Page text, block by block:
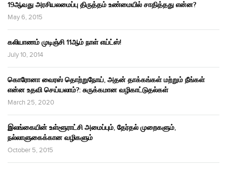
19ஆவது அரசியலமைப்பு திருத்தம் உண்மையில் சாதித்தது என்ன?
May 6, 2015
கலியாணம் முடிஞ்சி 11ஆம் நாள் எய்ட்ஸ்!
July 10, 2014
கொரோனா வைரஸ் தொற்றுநோய், அதன் தாக்கங்கள் மற்றும் நீங்கள்
என்ன உதவி செய்யலாம்?: சுருக்கமான வழிகாட்டுதல்கள்
March 25, 2020
இலங்கையின் உள்ளூராட்சி அமைப்பும், தேர்தல் முறைகளும்,
நல்லாளுகைக்கான வழிகளும்
October 5, 2015